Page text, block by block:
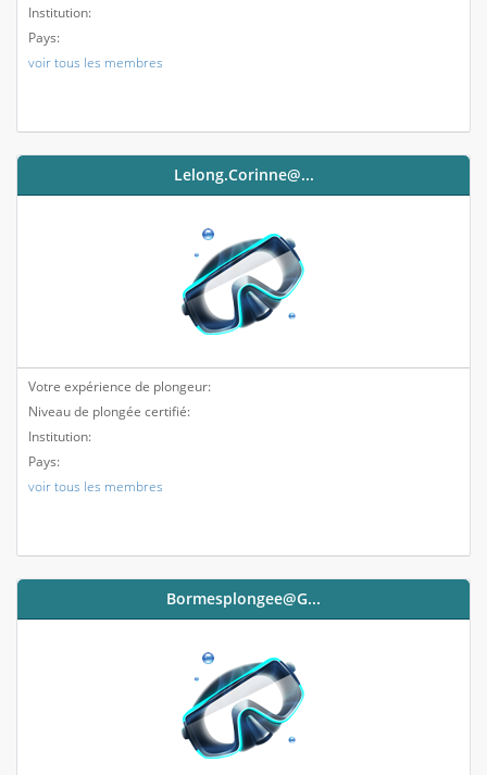
Institution:
Pays:
voir tous les membres
Lelong.corinne@...
Votre expérience de plongeur:
Niveau de plongée certifié:
Institution:
Pays:
voir tous les membres
Bormesplongee@g...